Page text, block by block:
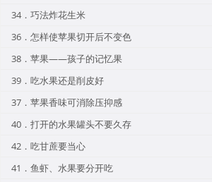
34．巧法炸花生米
36．怎样使苹果切开后不变色
38．苹果——孩子的记忆果
39．吃水果还是削皮好
37．苹果香味可消除压抑感
40．打开的水果罐头不要久存
42．吃甘蔗要当心
41．鱼虾、水果要分开吃